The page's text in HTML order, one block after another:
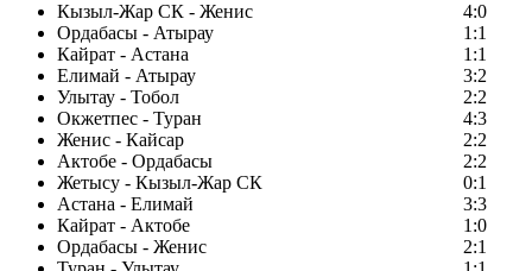
Кызыл-Жар СК - Женис
4:0
Ордабасы - Атырау
1:1
Кайрат - Астана
1:1
Елимай - Атырау
3:2
Улытау - Тобол
2:2
Окжетпес - Туран
4:3
Женис - Кайсар
2:2
Актобе - Ордабасы
2:2
Жетысу - Кызыл-Жар СК
0:1
Астана - Елимай
3:3
Кайрат - Актобе
1:0
Ордабасы - Женис
2:1